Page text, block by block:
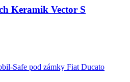
Keramik Vector S